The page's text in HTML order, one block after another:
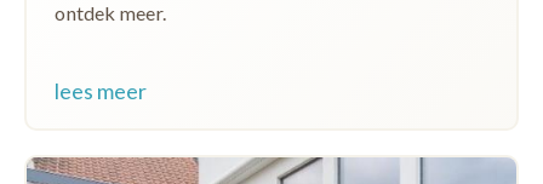
ontdek meer.
lees meer